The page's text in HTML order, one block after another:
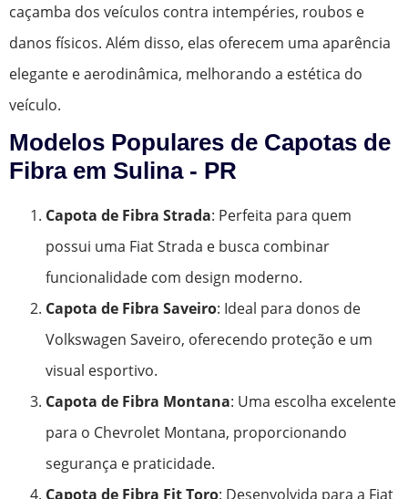
caçamba dos veículos contra intempéries, roubos e
danos físicos. Além disso, elas oferecem uma aparência
elegante e aerodinâmica, melhorando a estética do
veículo.
Modelos Populares de Capotas de
Fibra em Sulina - PR
Capota de Fibra Strada: Perfeita para quem
possui uma Fiat Strada e busca combinar
funcionalidade com design moderno.
Capota de Fibra Saveiro: Ideal para donos de
Volkswagen Saveiro, oferecendo proteção e um
visual esportivo.
Capota de Fibra Montana: Uma escolha excelente
para o Chevrolet Montana, proporcionando
segurança e praticidade.
Capota de Fibra Fit Toro: Desenvolvida para a Fiat